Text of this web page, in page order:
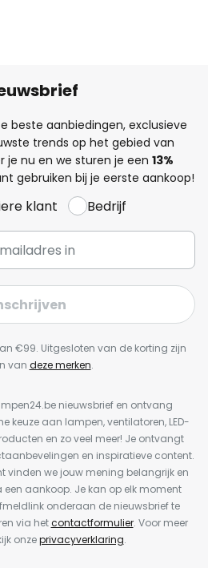
beste aanbiedingen, exclusieve
trends op het gebied van
je nu en we sturen je een 13%
gebruiken bij je eerste aankoop!
klant Bedrijf
€99. Uitgesloten van de korting zijn
van deze merken.
nieuwsbrief en ontvang
keuze aan lampen, ventilatoren, LED-
en zo veel meer! Je ontvangt
en inspiratieve content.
vinden we jouw mening belangrijk en
aankoop. Je kan op elk moment
onderaan de nieuwsbrief te
via hetcontactformulier. Voor meer
onzeprivacyverklaring.